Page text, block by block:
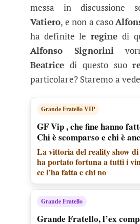
messa in discussione
Vatiero, e non a caso
ha definite le regine di
Alfonso Signorini
Beatrice di questo suo
particolare? Staremo a
Grande Fratello VIP
GF Vip , che fine hanno
Chi è scomparso e chi è
La vittoria del reality show di
ha portato fortuna a tutti i
ce l’ha fatta e chi no
Grande Fratello
Grande Fratello, l’ex